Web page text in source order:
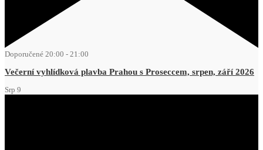
Doporučené 20:00 - 21:00
Večerní vyhlídková plavba Prahou s Proseccem, srpen, září 2026
Srp 9